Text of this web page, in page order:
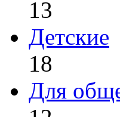
13
Детские
18
Для